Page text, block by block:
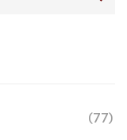
(77)